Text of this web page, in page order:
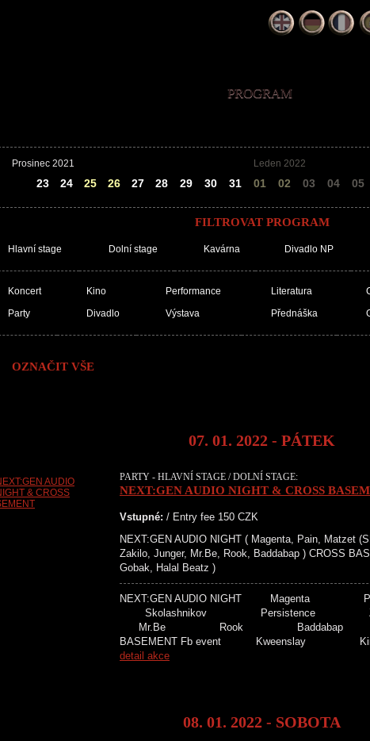
PROGRAM
Prosinec 2021
23 24 25 26 27 28 29 30 31
Leden 2022
01 02 03 04 05
FILTROVAT PROGRAM
Hlavní stage Dolní stage Kavárna Divadlo NP
Koncert
Party
Kino
Divadlo
Performance
Výstava
Literatura
Přednáška
OZNAČIT VŠE
07. 01. 2022 - PÁTEK
PARTY - HLAVNÍ STAGE / DOLNÍ STAGE:
NEXT:GEN AUDIO NIGHT & CROSS
Vstupné: / Entry fee 150 CZK
NEXT:GEN AUDIO NIGHT ( Magenta, Pain, Matzet
Zakilo, Junger, Mr.Be, Rook, Baddabap ) CROSS
Gobak, Halal Beatz )
NEXT:GEN AUDIO NIGHT
Skolashnikov
Mr.Be Rook
BASEMENT Fb event Kweenslay
detail akce
08. 01. 2022 - SOBOTA